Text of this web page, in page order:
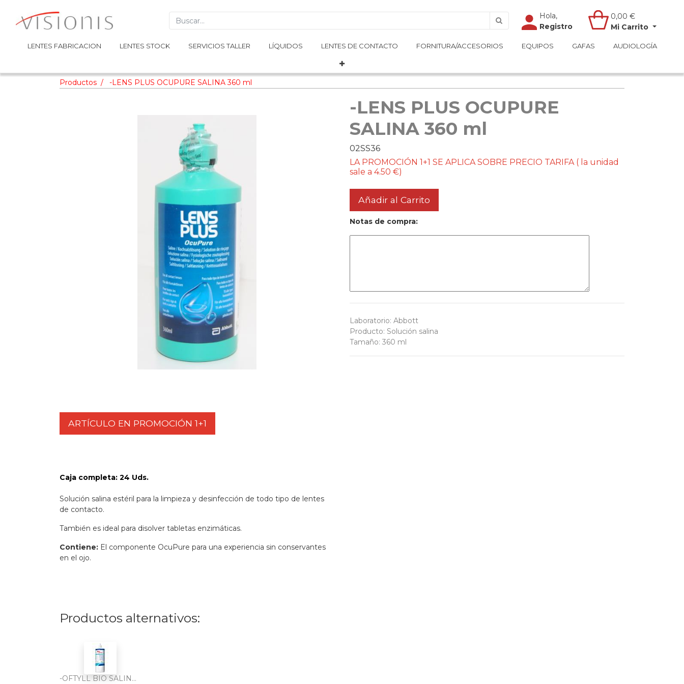
Hola,
Registro
0,00 €
Mi Carrito
LENTES FABRICACION LENTES STOCK SERVICIOS TALLER LÍQUIDOS LENTES DE CONTACTO FORNITURA/ACCESORIOS EQUIPOS GAFAS AUDIOLOGÍA
Hola,
Registro
0,00 €
Mi Carrito
LENTES FABRICACION LENTES STOCK SERVICIOS TALLER LÍQUIDOS LENTES DE CONTACTO FORNITURA/ACCESORIOS EQUIPOS GAFAS AUDIOLOGÍA
Productos -LENS PLUS OCUPURE SALINA 360 ml
ARTÍCULO EN PROMOCIÓN 1+1
Caja completa: 24 Uds.
Solución salina estéril para la limpieza y desinfección de todo tipo de lentes
de contacto.
También es ideal para disolver tabletas enzimáticas.
Contiene: El componente OcuPure para una experiencia sin conservantes
en el ojo.
-LENS PLUS OCUPURE
SALINA 360 ml
02SS36
LA PROMOCIÓN 1+1 SE APLICA SOBRE PRECIO TARIFA ( la unidad
sale a 4.50 €)
Añadir al Carrito
Notas de compra:
Laboratorio: Abbott
Producto: Solución salina
Tamaño: 360 ml
Productos alternativos:
-OFTYLL BIO SALINA 500 ml